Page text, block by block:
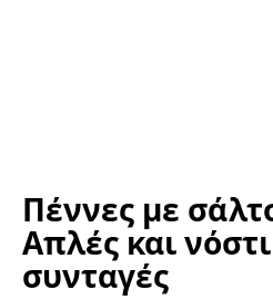
Πέννες με
Απλές και
συνταγές